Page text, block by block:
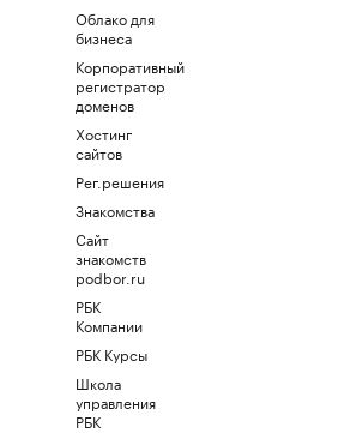
Облако для
бизнеса
Корпоративный
регистратор
доменов
Хостинг
сайтов
Рег.решения
Знакомства
Сайт
знакомств
podbor.ru
РБК
Компании
РБК Курсы
Школа
управления
РБК